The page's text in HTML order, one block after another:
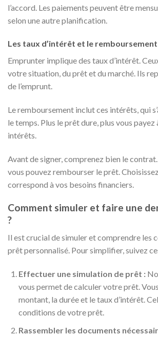
l’accord. Les paiements peuvent être
selon une autre planification.
Les taux d’intérêt et le remboursement
Emprunter implique des taux d’intérêt.
votre situation, du prêt et du marché. Ils
de l’emprunt.
Le remboursement inclut ces intérêts, qui
le temps. Plus le prêt dure, plus vous payez
intérêts.
Avant de signer, comprenez bien le
vous pouvez rembourser le prêt.
correspond à vos besoins financiers.
Comment simuler et faire une
?
Il est crucial de simuler et comprendre les
prêt personnalisé. Pour simplifier, suivez
Effectuer une simulation de prêt :
vous permet de calculer votre prêt.
montant, la durée et le taux d’intérêt.
conditions de votre prêt.
Rassembler les documents